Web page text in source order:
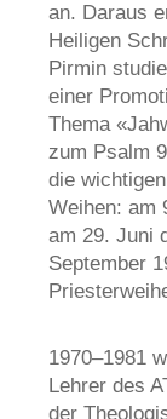
an. Daraus
Heiligen
Pirmin
einer
Thema
zum Psalm
die
Weihen: am
am 29. Juni
September
1970–1981
Lehrer des
der